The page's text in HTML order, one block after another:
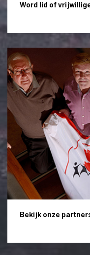
Word lid of
Bekijk onze